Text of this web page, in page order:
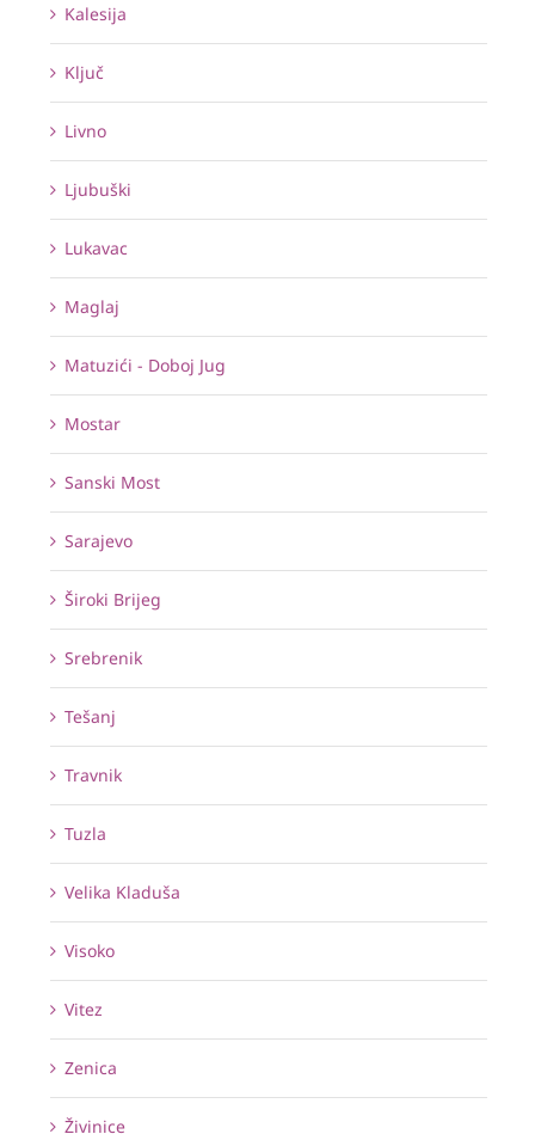
Kalesija
Ključ
Livno
Ljubuški
Lukavac
Maglaj
Matuzići - Doboj Jug
Mostar
Sanski Most
Sarajevo
Široki Brijeg
Srebrenik
Tešanj
Travnik
Tuzla
Velika Kladuša
Visoko
Vitez
Zenica
Živinice